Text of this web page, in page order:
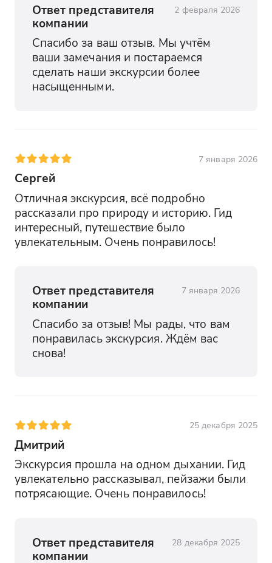
Ответ представителя
компании
2 февраля 2026
Спасибо за ваш отзыв. Мы учтём
ваши замечания и постараемся
сделать наши экскурсии более
насыщенными.
7 января 2026
Сергей
Отличная экскурсия, всё подробно
рассказали про природу и историю. Гид
интересный, путешествие было
увлекательным. Очень понравилось!
Ответ представителя
компании
7 января 2026
Спасибо за отзыв! Мы рады, что вам
понравилась экскурсия. Ждём вас
снова!
25 декабря 2025
Дмитрий
Экскурсия прошла на одном дыхании. Гид
увлекательно рассказывал, пейзажи были
потрясающие. Очень понравилось!
Ответ представителя
компании
28 декабря 2025